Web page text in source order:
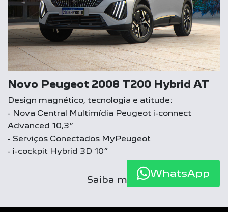
Novo Peugeot 2008 T200 Hybrid AT
Design magnético, tecnologia e atitude:
- Nova Central Multimídia Peugeot i-connect
Advanced 10,3”
- Serviços Conectados MyPeugeot
- i-cockpit Hybrid 3D 10”
Saiba mais
WhatsApp